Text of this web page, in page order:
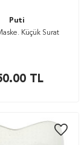
Puti
Küçük Surat
TL